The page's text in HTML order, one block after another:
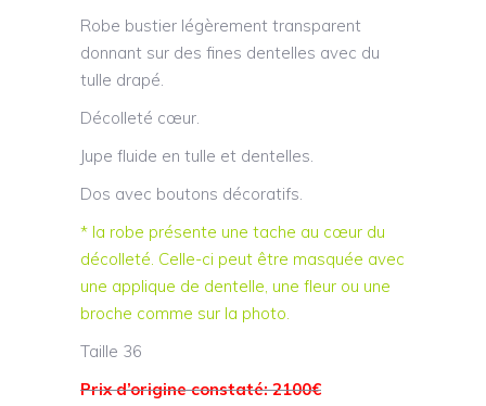
Robe bustier légèrement transparent
donnant sur des fines dentelles avec du
tulle drapé.
Décolleté cœur.
Jupe fluide en tulle et dentelles.
Dos avec boutons décoratifs.
* la robe présente une tache au cœur du
décolleté. Celle-ci peut être masquée avec
une applique de dentelle, une fleur ou une
broche comme sur la photo.
Taille 36
Prix d’origine constaté: 2100€